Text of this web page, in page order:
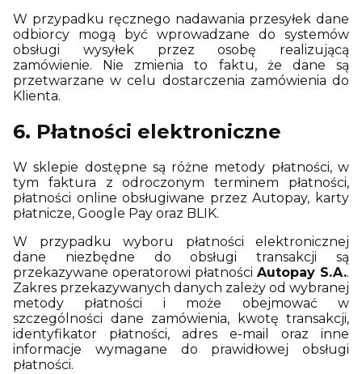
W przypadku ręcznego nadawania przesyłek dane
odbiorcy mogą być wprowadzane do systemów
obsługi wysyłek przez osobę realizującą
zamówienie. Nie zmienia to faktu, że dane są
przetwarzane w celu dostarczenia zamówienia do
Klienta.
6. Płatności elektroniczne
W sklepie dostępne są różne metody płatności, w
tym faktura z odroczonym terminem płatności,
płatności online obsługiwane przez Autopay, karty
płatnicze, Google Pay oraz BLIK.
W przypadku wyboru płatności elektronicznej
dane niezbędne do obsługi transakcji są
przekazywane operatorowi płatności Autopay S.A..
Zakres przekazywanych danych zależy od wybranej
metody płatności i może obejmować w
szczególności dane zamówienia, kwotę transakcji,
identyfikator płatności, adres e-mail oraz inne
informacje wymagane do prawidłowej obsługi
płatności.